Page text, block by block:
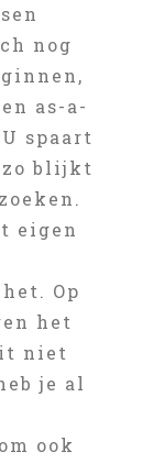
nog
as-a-
spaart
blijkt
eigen
Op
het
niet
je al
ook